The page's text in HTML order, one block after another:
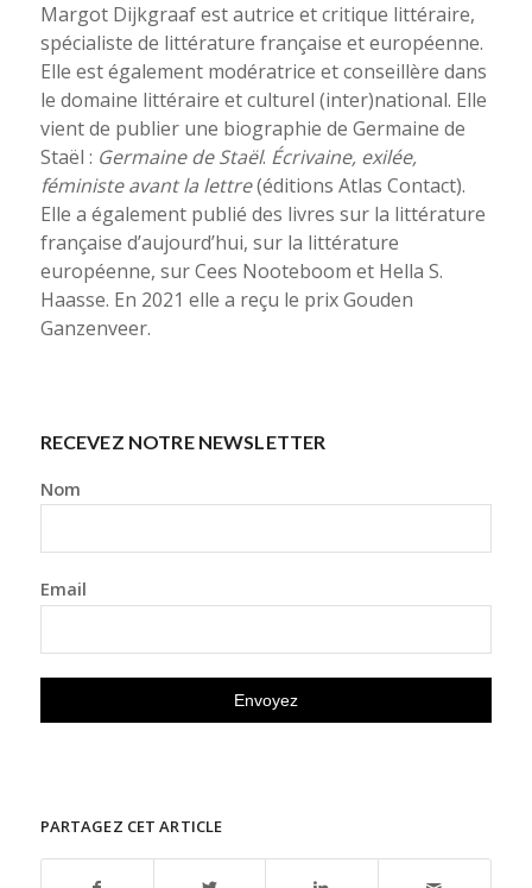
Margot Dijkgraaf est autrice et critique littéraire,
spécialiste de littérature française et européenne.
Elle est également modératrice et conseillère dans
le domaine littéraire et culturel (inter)national. Elle
vient de publier une biographie de Germaine de
Staël : Germaine de Staël. Écrivaine, exilée,
féministe avant la lettre(éditions Atlas Contact).
Elle a également publié des livres sur la littérature
française d’aujourd’hui, sur la littérature
européenne, sur Cees Nooteboom et Hella S.
Haasse. En 2021 elle a reçu le prix Gouden
Ganzenveer.
RECEVEZ NOTRE NEWSLETTER
Nom
Email
PARTAGEZ CET ARTICLE